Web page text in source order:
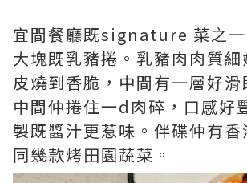
宜間餐廳既signature 菜之一
大塊既乳豬捲。乳豬肉肉質細
皮燒到香脆，中間有一層好滑
中間仲捲住一d肉碎，口感好
製既醬汁更惹味。伴碟仲有香
同幾款烤田園蔬菜。